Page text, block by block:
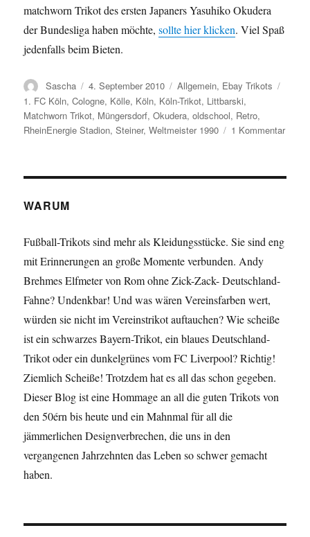
matchworn Trikot des ersten Japaners Yasuhiko Okudera
der Bundesliga haben möchte,sollte hier klicken. Viel Spaß
jedenfalls beim Bieten.
Autor
Sascha
Veröffentlicht
am
4. September 2010 Kategorien
Allgemein, Ebay Trikots
1. FC Köln,Cologne, Kölle, Köln, Köln-Trikot, Littbarski,
Matchworn Trikot, Müngersdorf,Okudera,oldschool, Retro,
RheinEnergie Stadion,Steiner,Weltmeister 1990 1 Kommentarzu
des
WARUM
Fußball-Trikots sind mehr als Kleidungsstücke. Sie sind eng
mit Erinnerungen an große Momente verbunden. Andy
Brehmes Elfmeter von Rom ohne Zick-Zack- Deutschland-
Fahne? Undenkbar! Und was wären Vereinsfarben wert,
würden sie nicht im Vereinstrikot auftauchen? Wie scheiße
ist ein schwarzes Bayern-Trikot, ein blaues Deutschland-
Trikot oder ein dunkelgrünes vom FC Liverpool? Richtig!
Ziemlich Scheiße! Trotzdem hat es all das schon gegeben.
Dieser Blog ist eine Hommage an all die guten Trikots von
den 50érn bis heute und ein Mahnmal für all die
jämmerlichen Designverbrechen, die uns in den
vergangenen Jahrzehnten das Leben so schwer gemacht
haben.